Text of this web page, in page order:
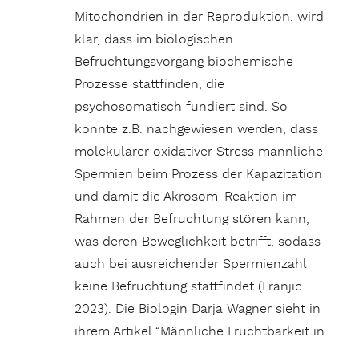
Mitochondrien in der Reproduktion, wird
klar, dass im biologischen
Befruchtungsvorgang biochemische
Prozesse stattfinden, die
psychosomatisch fundiert sind. So
konnte z.B. nachgewiesen werden, dass
molekularer oxidativer Stress männliche
Spermien beim Prozess der Kapazitation
und damit die Akrosom-Reaktion im
Rahmen der Befruchtung stören kann,
was deren Beweglichkeit betrifft, sodass
auch bei ausreichender Spermienzahl
keine Befruchtung stattfindet (Franjic
2023). Die Biologin Darja Wagner sieht in
ihrem Artikel “Männliche Fruchtbarkeit in